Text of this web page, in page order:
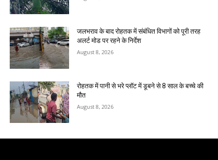
जलभराव के बाद रोहतक में संबंधित विभागों को पूरी तरह
अलर्ट मोड पर रहने के निर्देश
August 8, 2026
रोहतक में पानी से भरे प्लॉट में डूबने से 8 साल के बच्चे की
मौत
August 8, 2026